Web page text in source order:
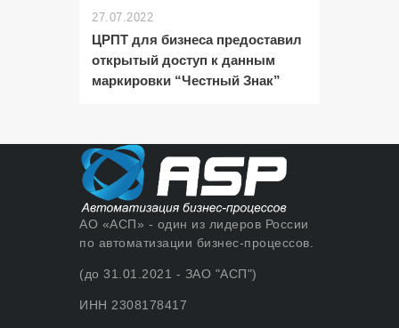
27.07.2022
ЦРПТ для бизнеса предоставил
открытый доступ к данным
маркировки “Честный Знак”
АО «АСП» - один из лидеров России
по автоматизации бизнес-процессов.
(до 31.01.2021 - ЗАО "АСП")
ИНН 2308178417